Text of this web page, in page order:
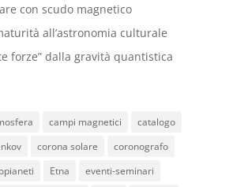
con scudo magnetico
all’astronomia culturale
forze” dalla gravità quantistica
campi magnetici
catalogo
corona solare
coronografo
Etna
eventi-seminari